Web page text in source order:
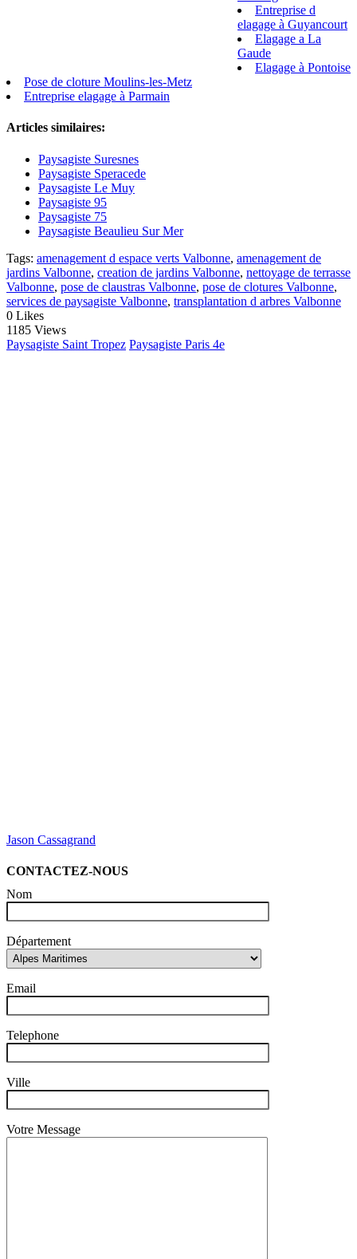
Entreprise d
elagage à Guyancourt
Elagage a La
Gaude
Elagage à Pontoise
Pose de cloture Moulins-les-Metz
Entreprise elagage à Parmain
Articles similaires:
Paysagiste Suresnes
Paysagiste Speracede
Paysagiste Le Muy
Paysagiste 95
Paysagiste 75
Paysagiste Beaulieu Sur Mer
Tags: amenagement d espace verts Valbonne, amenagement de
jardins Valbonne, creation de jardins Valbonne, nettoyage de terrasse
Valbonne, pose de claustras Valbonne, pose de clotures Valbonne,
services de paysagiste Valbonne, transplantation d arbres Valbonne
0 Likes
1185 Views
Paysagiste Saint Tropez Paysagiste Paris 4e
Jason Cassagrand
CONTACTEZ-NOUS
Nom
Département
Email
Telephone
Ville
Votre Message